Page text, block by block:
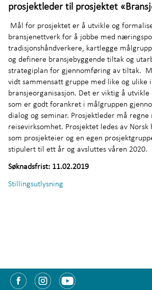
Små håndverksfag
Immateriell
Løfte håndverket +
Om oss +
prosjektleder til prosjektet
Mål for prosjektet er å utvikle og
bransjenettverk for å jobbe med
tradisjonshåndverkere, kartlegge
og definere bransjebyggende tiltak og
strategiplan for gjennomføring av tiltak.
vidt sammensatt gruppe med like og ulike
bransjeorganisasjon. Det er viktig å
som er godt forankret i målgruppen
dialog og seminar. Prosjektleder må regne
reisevirksomhet. Prosjektet ledes av
som prosjekteier og en egen
stipulert til ett år og avsluttes våren 2020.
Søknadsfrist: 11.02.2019
Stillingsutlysning